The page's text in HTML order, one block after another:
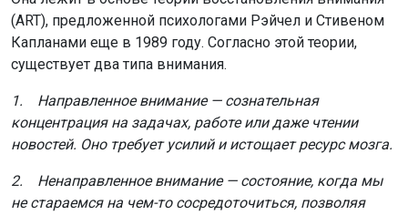
(ART), предложенной психологами Рэйчел и Стивеном
Капланами еще в 1989 году. Согласно этой теории,
существует два типа внимания.
1. Направленное внимание — сознательная
концентрация на задачах, работе или даже чтении
новостей. Оно требует усилий и истощает ресурс мозга.
2. Ненаправленное внимание — состояние, когда мы
не стараемся на чем-то сосредоточиться, позволяя